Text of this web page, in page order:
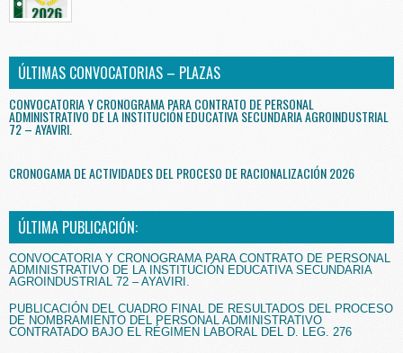
ÚLTIMAS CONVOCATORIAS – PLAZAS
CONVOCATORIA Y CRONOGRAMA PARA CONTRATO DE PERSONAL
ADMINISTRATIVO DE LA INSTITUCIÓN EDUCATIVA SECUNDARIA AGROINDUSTRIAL
72 – AYAVIRI.
CRONOGAMA DE ACTIVIDADES DEL PROCESO DE RACIONALIZACIÓN 2026
ÚLTIMA PUBLICACIÓN:
CONVOCATORIA Y CRONOGRAMA PARA CONTRATO DE PERSONAL
ADMINISTRATIVO DE LA INSTITUCIÓN EDUCATIVA SECUNDARIA
AGROINDUSTRIAL 72 – AYAVIRI.
PUBLICACIÓN DEL CUADRO FINAL DE RESULTADOS DEL PROCESO
DE NOMBRAMIENTO DEL PERSONAL ADMINISTRATIVO
CONTRATADO BAJO EL RÉGIMEN LABORAL DEL D. LEG. 276